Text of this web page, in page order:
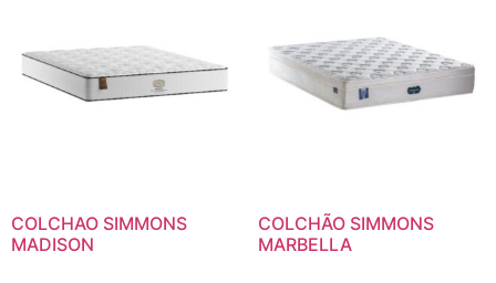
COLCHAO SIMMONS
MADISON
COLCHÃO SIMMONS
MARBELLA